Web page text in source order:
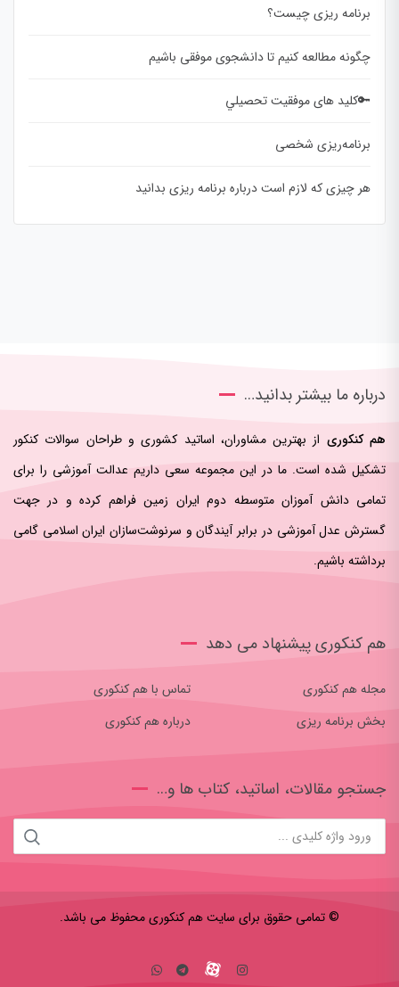
برنامه ریزی چیست؟
چگونه مطالعه کنیم تا دانشجوی موفقی باشیم
🔑کلید های موفقيت تحصيلي
برنامه‌ریزی شخصی
هر چیزی که لازم است درباره برنامه ریزی بدانید
درباره ما بیشتر بدانید…
هم کنکوری از بهترین مشاوران، اساتید کشوری و طراحان سوالات کنکور
تشکیل شده است. ما در این مجموعه سعی داریم عدالت آموزشی را برای
تمامی دانش آموزان متوسطه دوم ایران زمین فراهم کرده و در جهت
گسترش عدل آموزشی در برابر آیندگان و سرنوشت‌سازان ایران اسلامی‌ گامی
برداشته باشیم.
هم کنکوری پیشنهاد می دهد
مجله هم کنکوری
تماس با هم کنکوری
بخش برنامه ریزی
درباره هم کنکوری
جستجو مقالات، اساتید، کتاب ها و…
© تمامی حقوق برای سایت هم کنکوری محفوظ می باشد.